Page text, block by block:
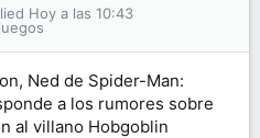
Hoy a las 10:43
Ned de Spider-Man:
a los rumores sobre
al villano Hobgoblin